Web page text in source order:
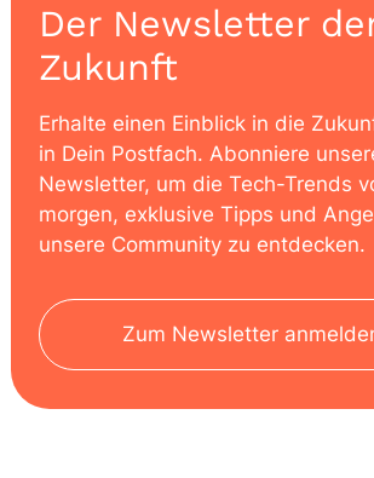
Der Newsletter
Zukunft
Erhalte einen Einblick in die
in Dein Postfach. Abonniere
Newsletter, um die Tech-Trends
morgen, exklusive Tipps und
unsere Community zu entdecken.
Zum Newsletter